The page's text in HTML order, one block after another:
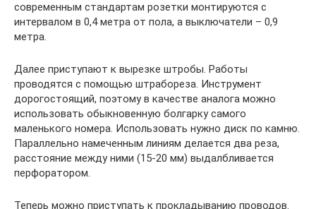
современным стандартам розетки монтируются с
интервалом в 0,4 метра от пола, а выключатели – 0,9
метра.
Далее приступают к вырезке штробы. Работы
проводятся с помощью штрабореза. Инструмент
дорогостоящий, поэтому в качестве аналога можно
использовать обыкновенную болгарку самого
маленького номера. Использовать нужно диск по камню.
Параллельно намеченным линиям делается два реза,
расстояние между ними (15-20 мм) выдалбливается
перфоратором.
Теперь можно приступать к прокладыванию проводов.